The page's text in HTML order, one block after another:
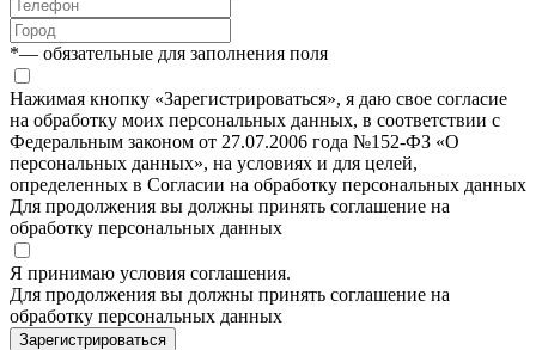
*— обязательные для заполнения поля
Нажимая кнопку «Зарегистрироваться», я даю свое согласие
на обработку моих персональных данных, в соответствии с
Федеральным законом от 27.07.2006 года №152-ФЗ «О
персональных данных», на условиях и для целей,
определенных в Согласии на обработку персональных данных
Для продолжения вы должны принять соглашение на
обработку персональных данных
Я принимаю условия соглашения.
Для продолжения вы должны принять соглашение на
обработку персональных данных
Зарегистрироваться